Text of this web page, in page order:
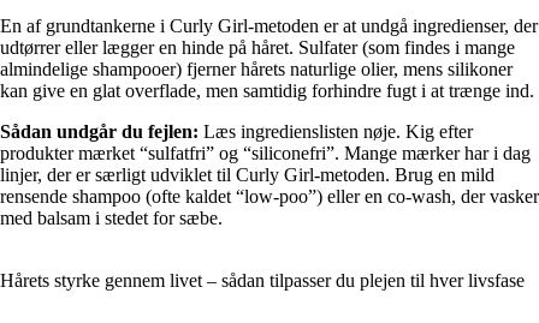
En af grundtankerne i Curly Girl-metoden er at undgå ingredienser, der
udtørrer eller lægger en hinde på håret. Sulfater (som findes i mange
almindelige shampooer) fjerner hårets naturlige olier, mens silikoner
kan give en glat overflade, men samtidig forhindre fugt i at trænge ind.
Sådan undgår du fejlen: Læs ingredienslisten nøje. Kig efter
produkter mærket “sulfatfri” og “siliconefri”. Mange mærker har i dag
linjer, der er særligt udviklet til Curly Girl-metoden. Brug en mild
rensende shampoo (ofte kaldet “low-poo”) eller en co-wash, der vasker
med balsam i stedet for sæbe.
Hårets styrke gennem livet – sådan tilpasser du plejen til hver livsfase